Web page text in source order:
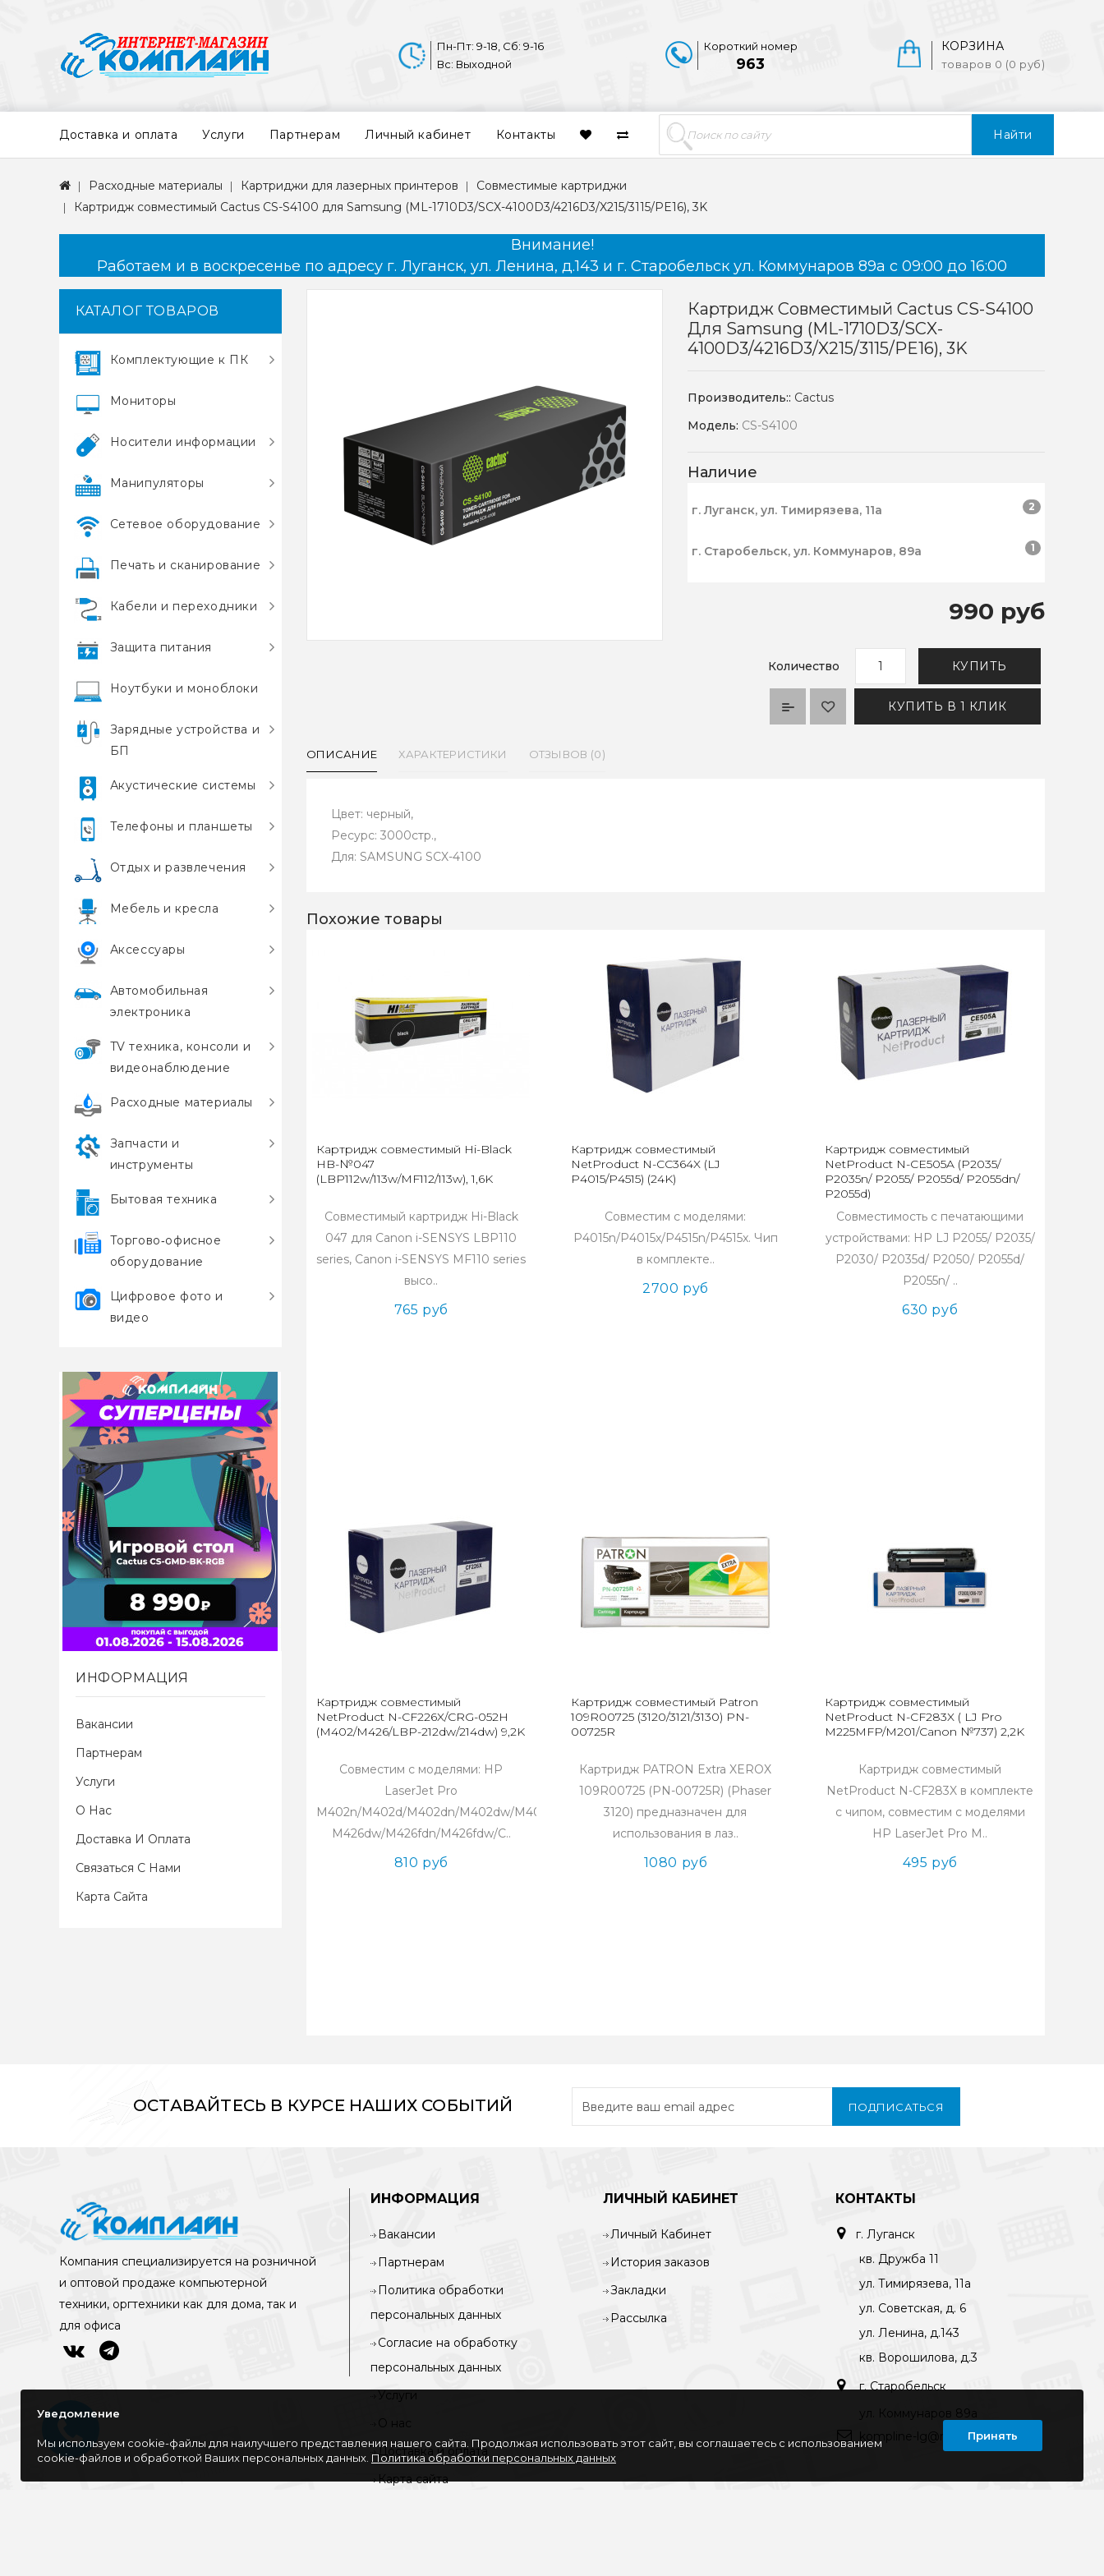
Найти
КОРЗИНА
товаров 0 (0 руб)
Короткий номер
963
Пн-Пт: 9-18, Сб: 9-16
Вс: Выходной
Доставка и оплата Услуги Партнерам Личный кабинет Контакты
Расходные материалы Картриджи для лазерных принтеров
Совместимые картриджи
Картридж совместимый Cactus CS-S4100 для Samsung (ML-1710D3/SCX-4100D3/4216D3/X215/3115/PE16), 3K
Внимание!
Работаем и в воскресенье по адресу г. Луганск, ул. Ленина, д.143 и г. Старобельск ул. Коммунаров 89а с 09:00 до 16:00
КАТАЛОГ ТОВАРОВ
Комплектующие к ПК
Мониторы
Носители информации
Манипуляторы
Сетевое оборудование
Печать и сканирование
Кабели и переходники
Защита питания
Ноутбуки и моноблоки
Зарядные устройства и
БП
Акустические системы
Телефоны и планшеты
Отдых и развлечения
Мебель и кресла
Аксессуары
Автомобильная
электроника
TV техника, консоли и
видеонаблюдение
Расходные материалы
Запчасти и
инструменты
Бытовая техника
Торгово‑офисное
оборудование
Цифровое фото и
видео
ИНФОРМАЦИЯ
Вакансии
Партнерам
Услуги
О Нас
Доставка И Оплата
Связаться С Нами
Карта Сайта
Картридж Совместимый Cactus CS-S4100
Для Samsung (ML-1710D3/SCX-
4100D3/4216D3/X215/3115/PE16), 3K
Производитель:: Cactus
Модель: CS-S4100
Наличие
г. Луганск, ул. Тимирязева, 11а 2
г. Старобельск, ул. Коммунаров, 89а 1
990 руб
Количество КУПИТЬ
КУПИТЬ В 1 КЛИК
ОПИСАНИЕ ХАРАКТЕРИСТИКИ ОТЗЫВОВ (0)
Цвет: черный,
Ресурс: 3000стр.,
Для: SAMSUNG SCX-4100
Похожие товары
Картридж совместимый Hi-Black
HB-№047
(LBP112w/113w/MF112/113w), 1,6K
Совместимый картридж Hi-Black
047 для Canon i-SENSYS LBP110
series, Canon i-SENSYS MF110 series
высо..
765 руб
Картридж совместимый
NetProduct N-CC364X (LJ
P4015/P4515) (24K)
Совместим с моделями:
P4015n/P4015x/P4515n/P4515x. Чип
в комплекте..
2700 руб
Картридж совместимый
NetProduct N-CE505A (P2035/
P2035n/ P2055/ P2055d/ P2055dn/
P2055d)
Совместимость с печатающими
устройствами: HP LJ P2055/ P2035/
P2030/ P2035d/ P2050/ P2055d/
P2055n/ ..
630 руб
Картридж совместимый
NetProduct N-CF226X/CRG-052H
(M402/M426/LBP-212dw/214dw) 9,2K
Совместим с моделями: HP
LaserJet Pro
M402n/M402d/M402dn/M402dw/M402dne/MFP
M426dw/M426fdn/M426fdw/C..
810 руб
Картридж совместимый Patron
109R00725 (3120/3121/3130) PN-
00725R
Картридж PATRON Extra XEROX
109R00725 (PN-00725R) (Phaser
3120) предназначен для
использования в лаз..
1080 руб
Картридж совместимый
NetProduct N-CF283X ( LJ Pro
M225MFP/M201/Canon №737) 2,2K
Картридж совместимый
NetProduct N-CF283X в комплекте
с чипом, совместим с моделями
HP LaserJet Pro M..
495 руб
ОСТАВАЙТЕСЬ В КУРСЕ НАШИХ СОБЫТИЙ ПОДПИСАТЬСЯ
Компания специализируется на розничной
и оптовой продаже компьютерной
техники, оргтехники как для дома, так и
для офиса
ИНФОРМАЦИЯ
Вакансии
Партнерам
Политика обработки
персональных данных
Согласие на обработку
персональных данных
Услуги
О нас
Доставка и оплата
Карта сайта
ЛИЧНЫЙ КАБИНЕТ
Личный Кабинет
История заказов
Закладки
Рассылка
КОНТАКТЫ
г. Луганск
кв. Дружба 11
ул. Тимирязева, 11а
ул. Советская, д. 6
ул. Ленина, д.143
кв. Ворошилова, д.3
г. Старобельск
ул. Коммунаров 89а
kompline-lg@mail.ru
Уведомление
Мы используем cookie-файлы для наилучшего представления нашего сайта. Продолжая использовать этот сайт, вы соглашаетесь с использованием
cookie-файлов и обработкой Ваших персональных данных. Политика обработки персональных данных
Принять